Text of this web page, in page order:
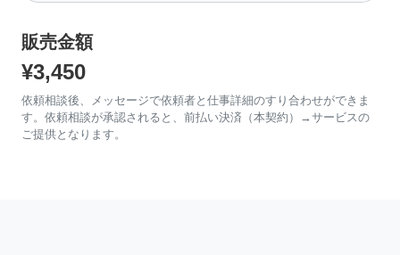
販売金額
¥3,450
依頼相談後、メッセージで依頼者と仕事詳細のすり合わせができま
す。依頼相談が承認されると、前払い決済（本契約）→サービスの
ご提供となります。